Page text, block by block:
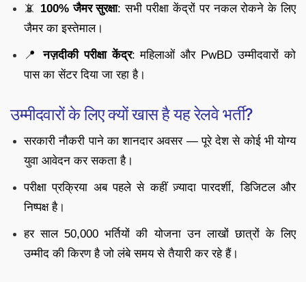
📵 100% जैमर सुरक्षा: सभी परीक्षा केंद्रों पर नकल रोकने के लिए
जैमर का इस्तेमाल।
📍नज़दीकी परीक्षा केंद्र: महिलाओं और PwBD उम्मीदवारों को
पास का सेंटर दिया जा रहा है।
उम्मीदवारों के लिए क्यों खास है यह रेलवे भर्ती?
सरकारी नौकरी पाने का शानदार अवसर — पूरे देश से कोई भी योग्य
युवा आवेदन कर सकता है।
परीक्षा प्रक्रिया अब पहले से कहीं ज़्यादा पारदर्शी, डिजिटल और
निष्पक्ष है।
हर साल 50,000 भर्तियों की योजना उन लाखों छात्रों के लिए
उम्मीद की किरण है जो लंबे समय से तैयारी कर रहे हैं।